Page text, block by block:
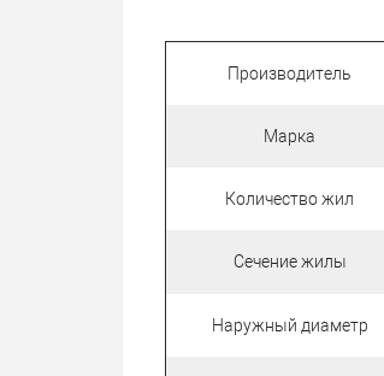
Производитель
Марка
Количество жил
Сечение жилы
Наружный диаметр